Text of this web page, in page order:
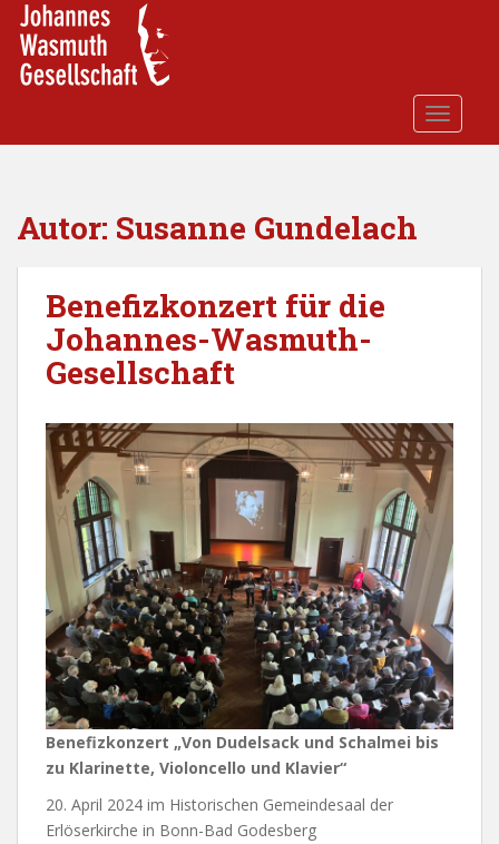
o
Autor: Susanne Gundelach
Benefizkonzert für die
Johannes-Wasmuth-
Gesellschaft
Benefizkonzert „Von Dudelsack und Schalmei bis
zu Klarinette, Violoncello und Klavier“
20. April 2024 im Historischen Gemeindesaal der
Erlöserkirche in Bonn-Bad Godesberg